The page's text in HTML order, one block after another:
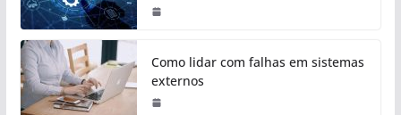
Como lidar com falhas em sistemas
externos